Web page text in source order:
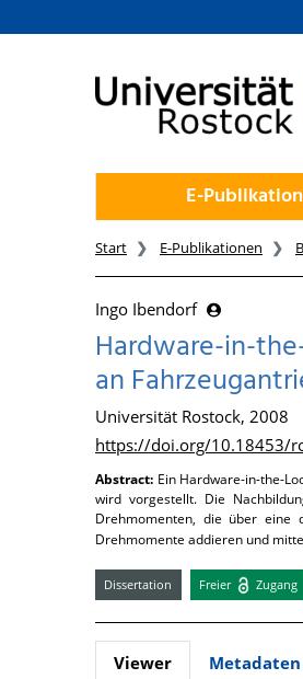
zum Inhalt
E-
Start E-Publikationen
Ingo Ibendorf
Hardware-in-
an
Universität Rostock, 2008
https://doi.org/10.18453/
Abstract: Ein Hardware-in-the-
wird vorgestellt. Die
Drehmomenten, die über eine
Drehmomente addieren und
Dissertation Freier Zugang
Viewer Metadaten